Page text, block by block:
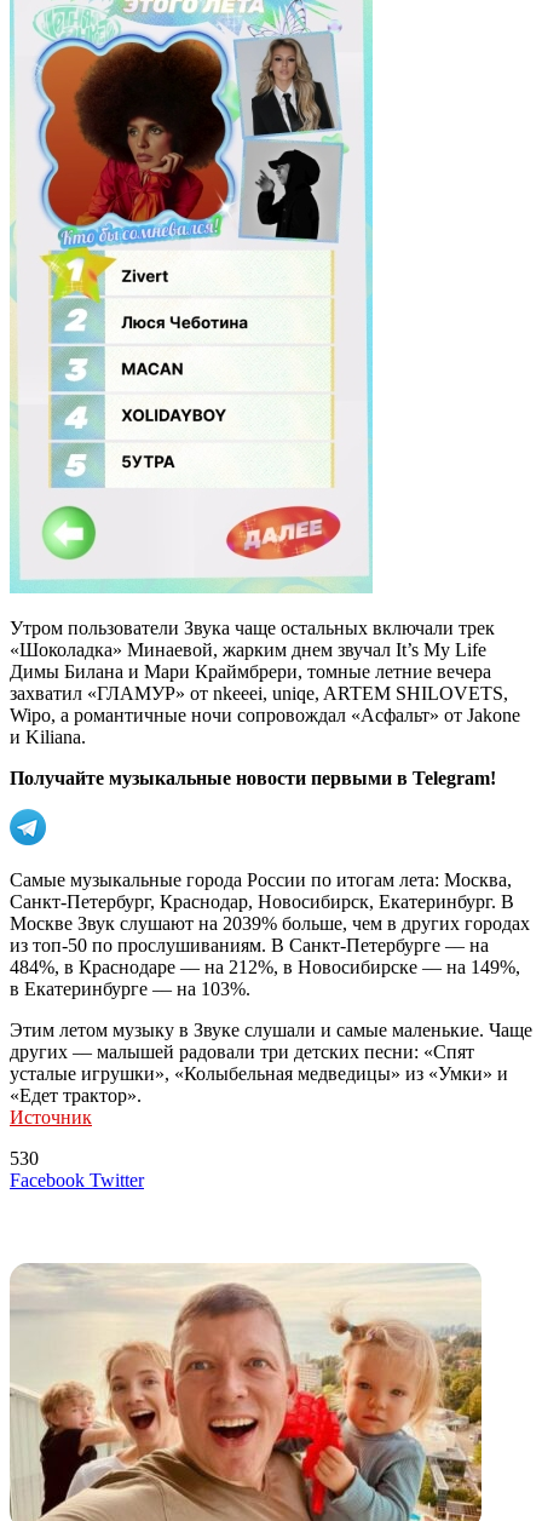
Утром пользователи Звука чаще остальных включали трек
«Шоколадка» Минаевой, жарким днем звучал It’s My Life
Димы Билана и Мари Краймбрери, томные летние вечера
захватил «ГЛАМУР» от nkeeei, uniqe, ARTEM SHILOVETS,
Wipo, а романтичные ночи сопровождал «Асфальт» от Jakone
и Kiliana.
Получайте музыкальные новости первыми в Telegram!
Самые музыкальные города России по итогам лета: Москва,
Санкт-Петербург, Краснодар, Новосибирск, Екатеринбург. В
Москве Звук слушают на 2039% больше, чем в других городах
из топ-50 по прослушиваниям. В Санкт-Петербурге –– на
484%, в Краснодаре –– на 212%, в Новосибирске –– на 149%,
в Екатеринбурге –– на 103%.
Этим летом музыку в Звуке слушали и самые маленькие. Чаще
других –– малышей радовали три детских песни: «Спят
усталые игрушки», «Колыбельная медведицы» из «Умки» и
«Едет трактор».
Источник
530
Facebook TwitterLinkedIn
Tumblr
Reddit
Вконтакте
Одноклассники
Skype
Messenger
Messenger
WhatsApp
Telegram
Viber
Line
Поделиться
Печатать